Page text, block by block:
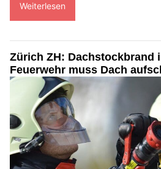
Weiterlesen
Zürich ZH: Dachstockbrand
Feuerwehr muss Dach